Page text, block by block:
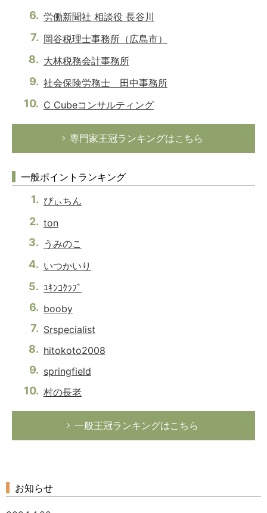
労働新聞社 相談役 長谷川
岡谷税理士事務所（広島市）
大林税務会計事務所
社会保険労務士 田中事務所
C Cubeコンサルティング
専門家王冠ランキングはこちら
一般ポイントランキング
ぴぃちん
ton
うみのこ
いつかいり
ﾕｷﾝｺｸﾗﾌﾞ
booby
Srspecialist
hitokoto2008
springfield
村の長老
一般王冠ランキングはこちら
お知らせ